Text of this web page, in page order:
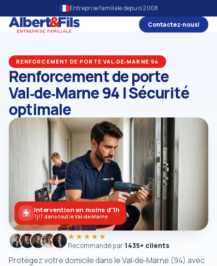
Entreprise familiale depuis 2008
Contactez‑nous!
RENFORCEMENT DE PORTE VAL‑DE‑MARNE 94
Renforcement de porte
Val‑de‑Marne 94 | Sécurité
optimale
Protégez votre domicile dans le Val‑de‑Marne (94) avec
★★★★★
Recommandé par 1435+ clients
Intervention en moins d'1h
7j/7 dans tout le Val‑de‑Marne